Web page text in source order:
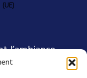
l’ambiance